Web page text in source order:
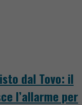
dal Tovo: il
l’allarme per